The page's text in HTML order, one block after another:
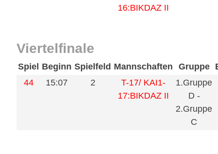
16:BIKDAZ II
Viertelfinale
Spiel Beginn Spielfeld Mannschaften Gruppe
44
15:07 2
T-17/ KAI1-
17:BIKDAZ II
1.Gruppe
D -
2.Gruppe
C